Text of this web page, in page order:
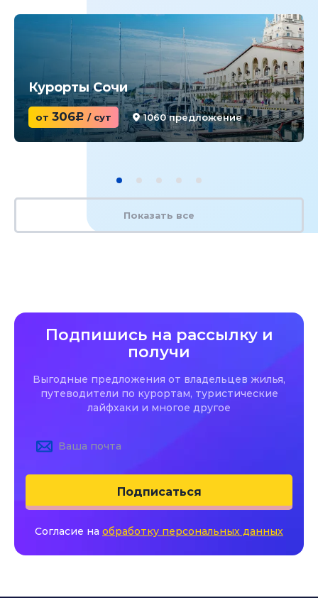
Курорты Сочи
от 306c / сут 1060 предложение
Показать все
Подпишись на рассылку и
получи
Выгодные предложения от владельцев жилья,
путеводители по курортам, туристические
лайфхаки и многое другое
Подписаться
Согласие на обработку персональных данных